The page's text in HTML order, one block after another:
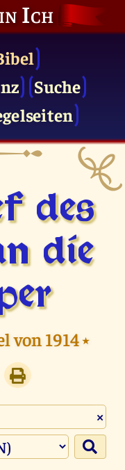
Ich
Suche
des
die
von 1914⭑
×